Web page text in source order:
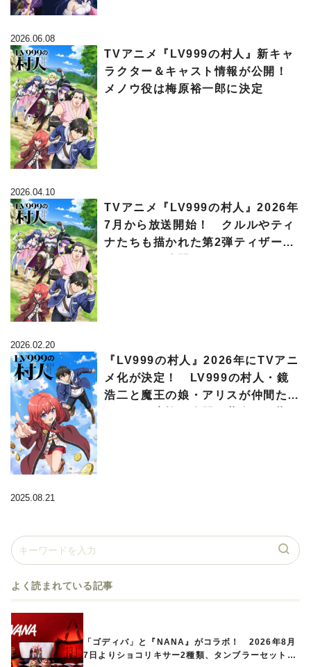
2026.06.08
TVアニメ『LV999の村人』新キャ
ラクター＆キャスト情報が公開！
メノウ役は梅原裕一郎に決定
2026.04.10
TVアニメ『LV999の村人』2026年
7月から放送開始！ クルルやティ
ナたちも描かれた第2弾ティザービ
2026.02.20
『LV999の村人』2026年にTVアニ
メ化が決定！ LV999の村人・鏡
浩二と魔王の娘・アリスが仲間たち
2025.08.21
よく読まれている記事
「ゴディバ」と『NANA』がコラボ！ 2026年8月
7日よりショコリキサー2種類、タンブラーセットな